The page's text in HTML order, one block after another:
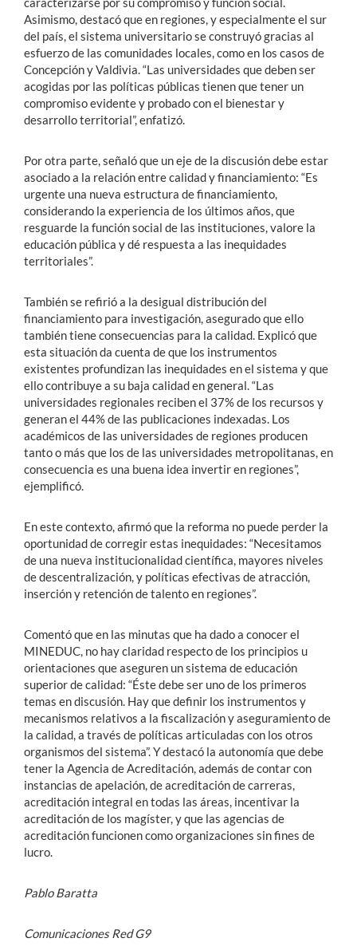
Asimismo, destacó que en regiones, y especialmente el sur
del país, el sistema universitario se construyó gracias al
esfuerzo de las comunidades locales, como en los casos de
Concepción y Valdivia. “Las universidades que deben ser
acogidas por las políticas públicas tienen que tener un
compromiso evidente y probado con el bienestar y
desarrollo territorial”, enfatizó.
Por otra parte, señaló que un eje de la discusión debe estar
asociado a la relación entre calidad y financiamiento: “Es
urgente una nueva estructura de financiamiento,
considerando la experiencia de los últimos años, que
resguarde la función social de las instituciones, valore la
educación pública y dé respuesta a las inequidades
territoriales”.
También se refirió a la desigual distribución del
financiamiento para investigación, asegurado que ello
también tiene consecuencias para la calidad. Explicó que
esta situación da cuenta de que los instrumentos
existentes profundizan las inequidades en el sistema y que
ello contribuye a su baja calidad en general. “Las
universidades regionales reciben el 37% de los recursos y
generan el 44% de las publicaciones indexadas. Los
académicos de las universidades de regiones producen
tanto o más que los de las universidades metropolitanas, en
consecuencia es una buena idea invertir en regiones”,
ejemplificó.
En este contexto, afirmó que la reforma no puede perder la
oportunidad de corregir estas inequidades: “Necesitamos
de una nueva institucionalidad científica, mayores niveles
de descentralización, y políticas efectivas de atracción,
inserción y retención de talento en regiones”.
Comentó que en las minutas que ha dado a conocer el
MINEDUC, no hay claridad respecto de los principios u
orientaciones que aseguren un sistema de educación
superior de calidad: “Éste debe ser uno de los primeros
temas en discusión. Hay que definir los instrumentos y
mecanismos relativos a la fiscalización y aseguramiento de
la calidad, a través de políticas articuladas con los otros
organismos del sistema”. Y destacó la autonomía que debe
tener la Agencia de Acreditación, además de contar con
instancias de apelación, de acreditación de carreras,
acreditación integral en todas las áreas, incentivar la
acreditación de los magíster, y que las agencias de
acreditación funcionen como organizaciones sin fines de
lucro.
Pablo Baratta
Comunicaciones Red G9